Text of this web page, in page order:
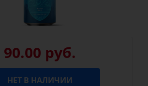
90.00 руб.
НЕТ В НАЛИЧИИ